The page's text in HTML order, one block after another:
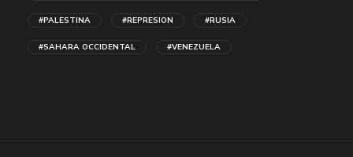
#PALESTINA #REPRESION #RUSIA
#SAHARA OCCIDENTAL #VENEZUELA